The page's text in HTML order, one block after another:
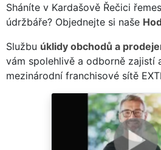
Sháníte v Kardašově Řečici
údržbáře? Objednejte si naše
Službu úklidy obchodů a
vám spolehlivě a odborně zajistí
mezinárodní franchisové sítě